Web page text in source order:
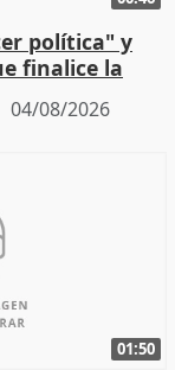
política" y
finalice la
04/08/2026
01:50